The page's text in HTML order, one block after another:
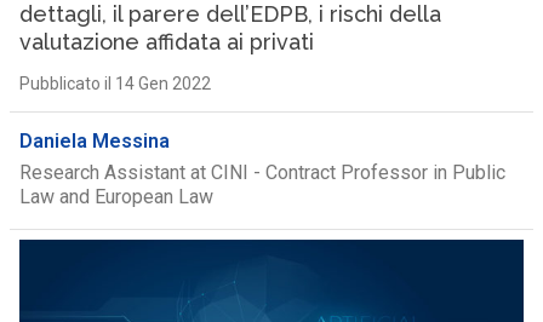
dettagli, il parere dell’EDPB, i rischi della
valutazione affidata ai privati
Pubblicato il 14 Gen 2022
Daniela Messina
Research Assistant at CINI - Contract Professor in Public
Law and European Law